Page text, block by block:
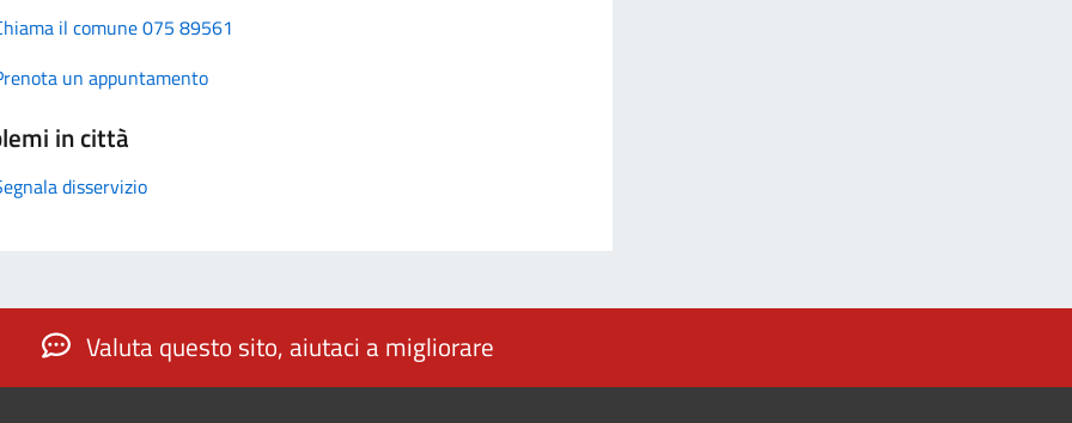
il comune 075 89561
un appuntamento
in città
disservizio
Valuta questo sito, aiutaci a migliorare